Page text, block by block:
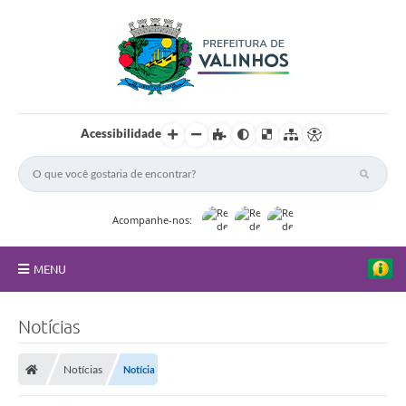
Acessibilidade
Acompanhe-nos:
MENU
Notícias
Notícias Notícia